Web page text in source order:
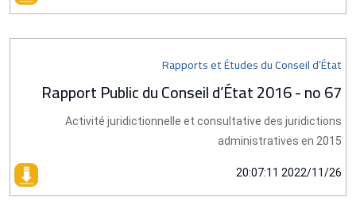
Rapports et Études du Conseil d’État
Rapport Public du Conseil d’État 2016 - no 67
Activité juridictionnelle et consultative des juridictions
administratives en 2015
2022/11/26 20:07:11